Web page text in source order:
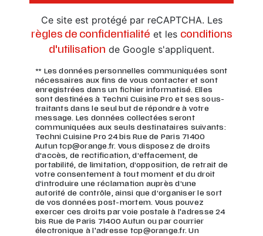
Ce site est protégé par reCAPTCHA. Les
règles de confidentialité et les conditions
d'utilisation de Google s'appliquent.
** Les données personnelles communiquées sont
nécessaires aux fins de vous contacter et sont
enregistrées dans un fichier informatisé. Elles
sont destinées à Techni Cuisine Pro et ses sous-
traitants dans le seul but de répondre à votre
message. Les données collectées seront
communiquées aux seuls destinataires suivants:
Techni Cuisine Pro 24 bis Rue de Paris 71400
Autun tcp@orange.fr. Vous disposez de droits
d’accès, de rectification, d’effacement, de
portabilité, de limitation, d’opposition, de retrait de
votre consentement à tout moment et du droit
d’introduire une réclamation auprès d’une
autorité de contrôle, ainsi que d’organiser le sort
de vos données post-mortem. Vous pouvez
exercer ces droits par voie postale à l'adresse 24
bis Rue de Paris 71400 Autun ou par courrier
électronique à l'adresse tcp@orange.fr. Un